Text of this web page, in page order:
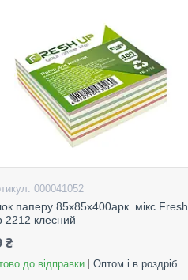
000041052
паперу 85х85х400арк. мікс Fresh
2212 клеєний
₴
до відправки Оптом і в роздріб